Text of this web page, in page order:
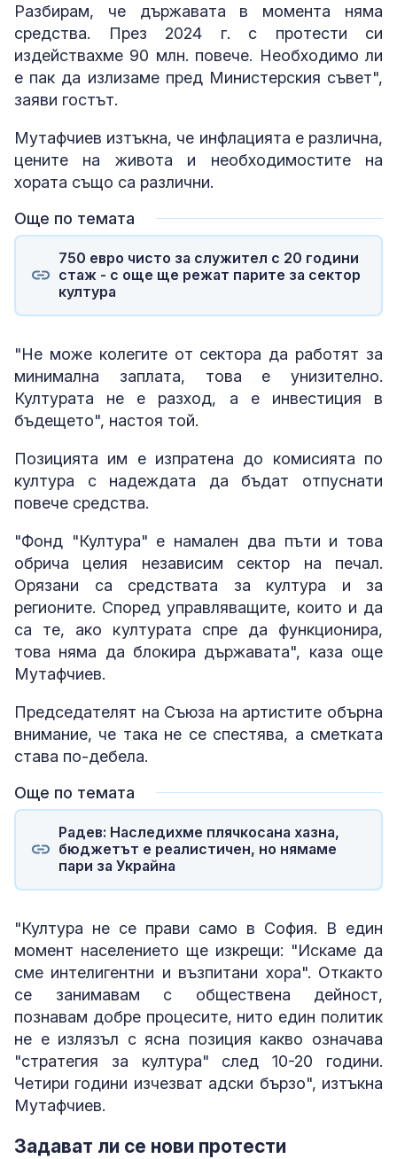
Разбирам, че държавата в момента няма
средства. През 2024 г. с протести си
издействахме 90 млн. повече. Необходимо ли
е пак да излизаме пред Министерския съвет",
заяви гостът.
Мутафчиев изтъкна, че инфлацията е различна,
цените на живота и необходимостите на
хората също са различни.
Още по темата
750 евро чисто за служител с 20 години
стаж - с още ще режат парите за сектор
култура
"Не може колегите от сектора да работят за
минимална заплата, това е унизително.
Културата не е разход, а е инвестиция в
бъдещето", настоя той.
Позицията им е изпратена до комисията по
култура с надеждата да бъдат отпуснати
повече средства.
"Фонд "Култура" е намален два пъти и това
обрича целия независим сектор на печал.
Орязани са средствата за култура и за
регионите. Според управляващите, които и да
са те, ако културата спре да функционира,
това няма да блокира държавата", каза още
Мутафчиев.
Председателят на Съюза на артистите обърна
внимание, че така не се спестява, а сметката
става по-дебела.
Още по темата
Радев: Наследихме плячкосана хазна,
бюджетът е реалистичен, но нямаме
пари за Украйна
"Култура не се прави само в София. В един
момент населението ще изкрещи: "Искаме да
сме интелигентни и възпитани хора". Откакто
се занимавам с обществена дейност,
познавам добре процесите, нито един политик
не е излязъл с ясна позиция какво означава
"стратегия за култура" след 10-20 години.
Четири години изчезват адски бързо", изтъкна
Мутафчиев.
Задават ли се нови протести